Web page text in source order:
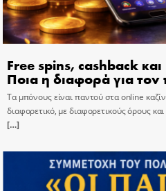
Free spins, cashback
Ποια η διαφορά για τον
Τα μπόνους είναι παντού στα online
διαφορετικό, με διαφορετικούς όρους
[…]